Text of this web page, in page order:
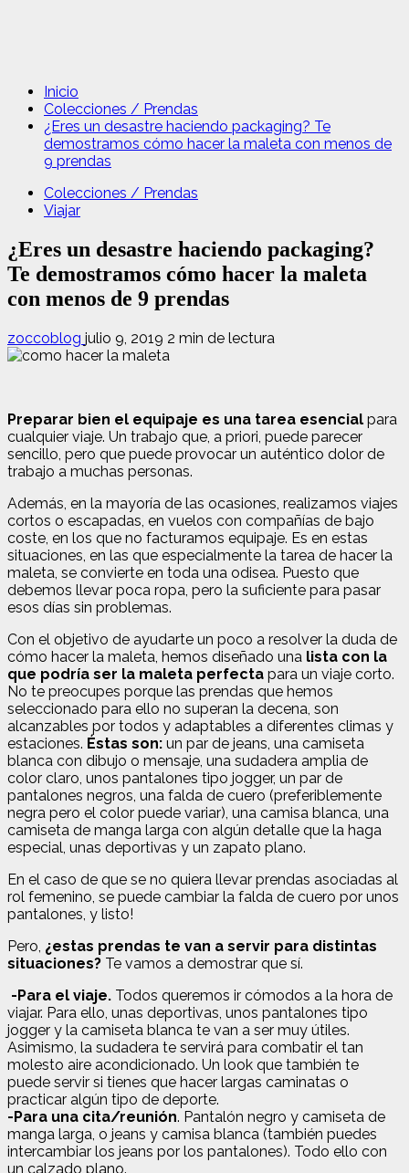
Inicio
Colecciones / Prendas
¿Eres un desastre haciendo packaging? Te
demostramos cómo hacer la maleta con menos de
9 prendas
Colecciones / Prendas
Viajar
¿Eres un desastre haciendo packaging?
Te demostramos cómo hacer la maleta
con menos de 9 prendas
zoccoblog julio 9, 2019 2 min de lectura
Preparar bien el equipaje es una tarea esencial para
cualquier viaje. Un trabajo que, a priori, puede parecer
sencillo, pero que puede provocar un auténtico dolor de
trabajo a muchas personas.
Además, en la mayoría de las ocasiones, realizamos viajes
cortos o escapadas, en vuelos con compañías de bajo
coste, en los que no facturamos equipaje. Es en estas
situaciones, en las que especialmente la tarea de hacer la
maleta, se convierte en toda una odisea. Puesto que
debemos llevar poca ropa, pero la suficiente para pasar
esos días sin problemas.
Con el objetivo de ayudarte un poco a resolver la duda de
cómo hacer la maleta, hemos diseñado una lista con la
que podría ser la maleta perfecta para un viaje corto.
No te preocupes porque las prendas que hemos
seleccionado para ello no superan la decena, son
alcanzables por todos y adaptables a diferentes climas y
estaciones. Éstas son: un par de jeans, una camiseta
blanca con dibujo o mensaje, una sudadera amplia de
color claro, unos pantalones tipo jogger, un par de
pantalones negros, una falda de cuero (preferiblemente
negra pero el color puede variar), una camisa blanca, una
camiseta de manga larga con algún detalle que la haga
especial, unas deportivas y un zapato plano.
En el caso de que se no quiera llevar prendas asociadas al
rol femenino, se puede cambiar la falda de cuero por unos
pantalones, y listo!
Pero, ¿estas prendas te van a servir para distintas
situaciones? Te vamos a demostrar que sí.
-Para el viaje. Todos queremos ir cómodos a la hora de
viajar. Para ello, unas deportivas, unos pantalones tipo
jogger y la camiseta blanca te van a ser muy útiles.
Asimismo, la sudadera te servirá para combatir el tan
molesto aire acondicionado. Un look que también te
puede servir si tienes que hacer largas caminatas o
practicar algún tipo de deporte.
-Para una cita/reunión. Pantalón negro y camiseta de
manga larga, o jeans y camisa blanca (también puedes
intercambiar los jeans por los pantalones). Todo ello con
un calzado plano.